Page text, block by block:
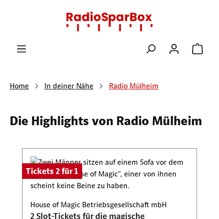
Zum Hauptinhalt springen
Home In deiner Nähe Radio Mülheim
Die Highlights von Radio Mülheim
Tickets 2 für 1
House of Magic Betriebsgesellschaft mbH
2 Slot-Tickets für die magische